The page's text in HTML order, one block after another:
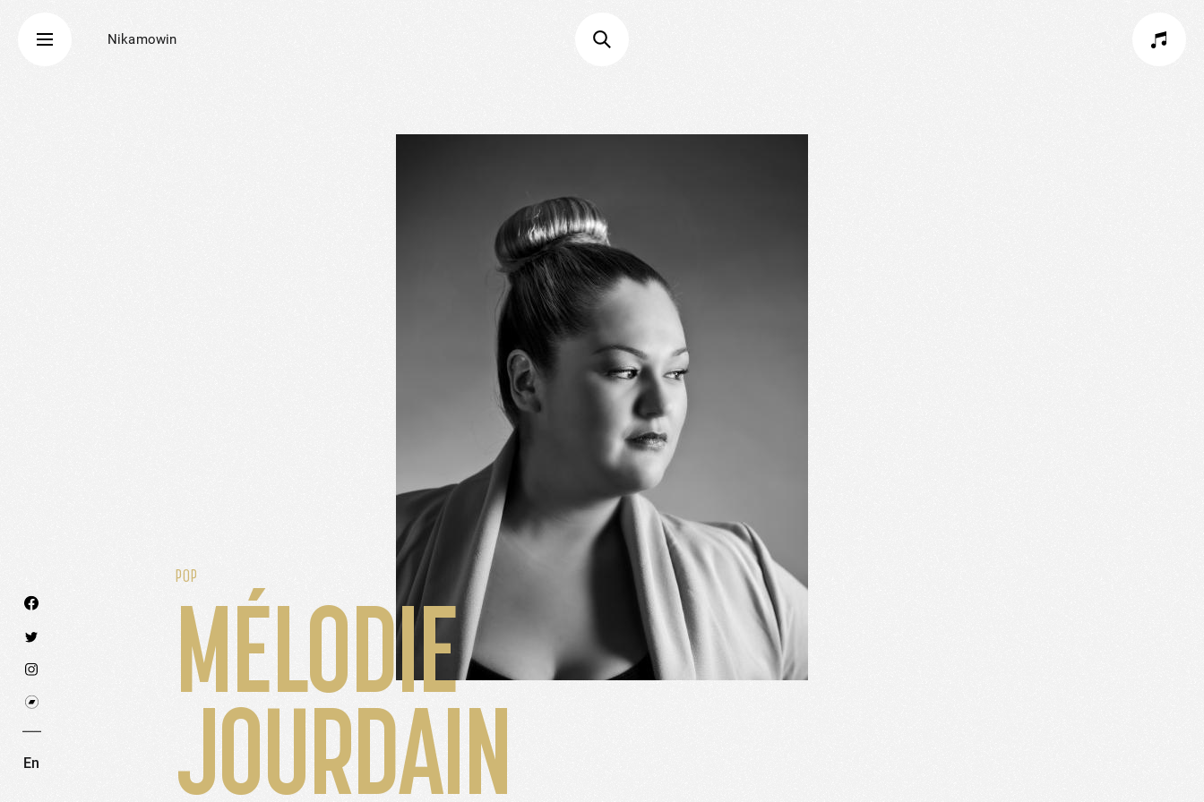
Nikamowin
En
Nous utilisons des technologies et cookies pour analyser le trafic de ce site et enrichir votre expérience.
PARAMÉTRER LES COOKIES REFUSER LES COOKIES
POP
MÉLODIE
JOURDAIN